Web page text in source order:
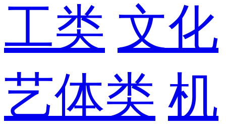
工类 文化
艺体类 机